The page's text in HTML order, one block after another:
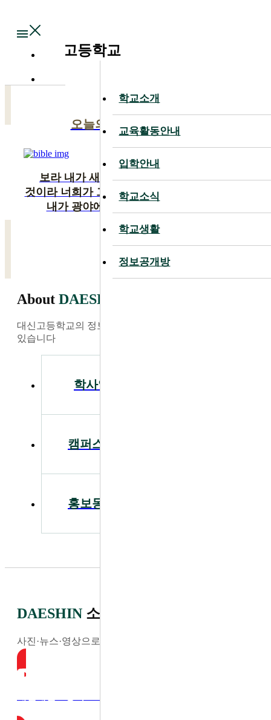
학교소개
교육활동안내
입학안내
학교소식
학교생활
정보공개방
학교소개
교육활동안내
입학안내
학교소식
학교생활
정보공개방
대전대신고등학교
오늘의 말씀
보라 내가 새 일을 행하리니 이제 나타낼
것이라 너희가 그것을 알지 못하겠느냐 반드시
내가 광야에 길을 사막에 강을 내리니
이사야 43:19
About DAESHIN
대신고등학교의 정보와 소식을 가장 빠르게 찾아보실 수
있습니다
학사일정
캠퍼스투어
홍보동영상
DAESHIN 소식
사진·뉴스·영상으로 전하는 최신 소식